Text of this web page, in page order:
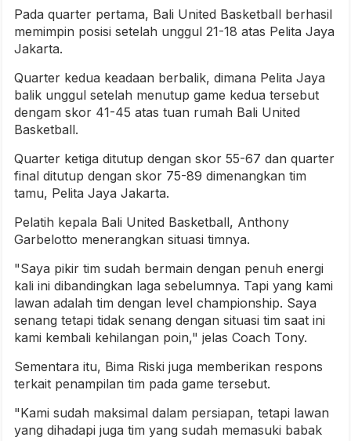
Pada quarter pertama, Bali United Basketball berhasil
memimpin posisi setelah unggul 21-18 atas Pelita Jaya
Jakarta.
Quarter kedua keadaan berbalik, dimana Pelita Jaya
balik unggul setelah menutup game kedua tersebut
dengam skor 41-45 atas tuan rumah Bali United
Basketball.
Quarter ketiga ditutup dengan skor 55-67 dan quarter
final ditutup dengan skor 75-89 dimenangkan tim
tamu, Pelita Jaya Jakarta.
Pelatih kepala Bali United Basketball, Anthony
Garbelotto menerangkan situasi timnya.
"Saya pikir tim sudah bermain dengan penuh energi
kali ini dibandingkan laga sebelumnya. Tapi yang kami
lawan adalah tim dengan level championship. Saya
senang tetapi tidak senang dengan situasi tim saat ini
kami kembali kehilangan poin," jelas Coach Tony.
Sementara itu, Bima Riski juga memberikan respons
terkait penampilan tim pada game tersebut.
"Kami sudah maksimal dalam persiapan, tetapi lawan
yang dihadapi juga tim yang sudah memasuki babak